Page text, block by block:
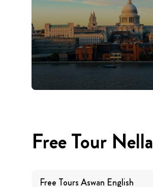
Free Tour
Free ToursAswan English